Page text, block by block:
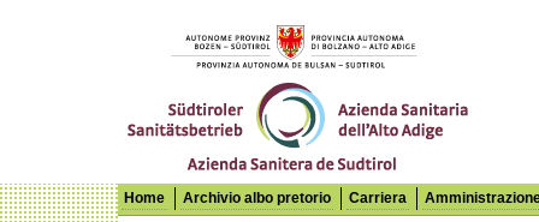
Azienda Sanitaria dell'Alto Adige
Home Archivio albo pretorio Carriera